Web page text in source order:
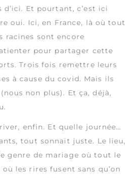
Et pourtant, c’est ici
oui. Ici, en France, là où tout
racines sont encore
pour partager cette
Trois fois remettre leurs
à cause du covid. Mais ils
non plus). Et ça, déjà,
enfin. Et quelle journée…
tout sonnait juste. Le lieu,
genre de mariage où tout le
les rires fusent sans qu’on